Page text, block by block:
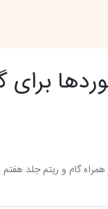
همراه گام و ریتم جلد هفتم